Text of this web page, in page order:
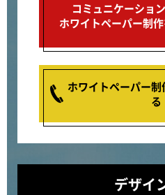
コミュニケーショ
ホワイトペーパー制
ホワイトペーパー
る
デザイ